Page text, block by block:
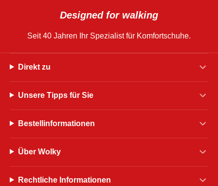
Designed for walking
Seit 40 Jahren Ihr Spezialist für Komfortschuhe.
Direkt zu
Unsere Tipps für Sie
Bestellinformationen
Über Wolky
Rechtliche Informationen